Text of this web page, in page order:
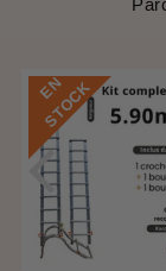
E
N
S
T
O
C
K